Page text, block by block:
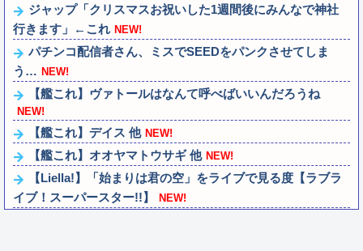
ジャップ「クリスマスお祝いした1週間後にみんなで神社
行きます」←これ NEW!
パチンコ配信者さん、ミスでSEEDをパンクさせてしま
う… NEW!
【艦これ】ヴァトールはなんて呼べばいいんだろうね
NEW!
【艦これ】デイス 他 NEW!
【艦これ】オオヤマトウサギ 他 NEW!
【Liella!】「始まりは君の空」をライブで見る度【ラブラ
イブ！スーパースター!!】
NEW!